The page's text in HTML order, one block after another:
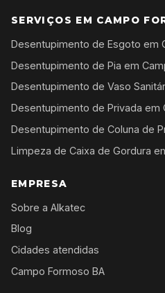
SERVIÇOS EM CAMPO
Desentupimento de Esgoto em
Desentupimento de Pia em
Desentupimento de Vaso
Desentupimento de Privada em
Desentupimento de Coluna de
Limpeza de Caixa de Gordura
EMPRESA
Sobre a Alkatec
Blog
Cidades atendidas
Campo Formoso BA